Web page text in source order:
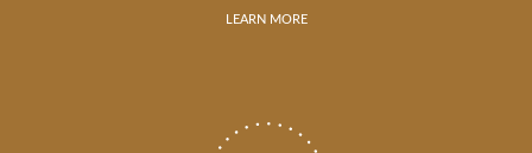
LEARN MORE